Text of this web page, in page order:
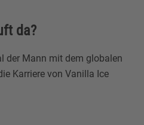
da?
der Mann mit dem globalen
Karriere von Vanilla Ice